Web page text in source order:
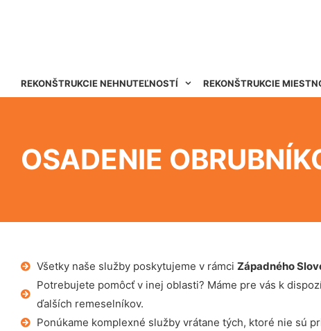
REKONŠTRUKCIE NEHNUTEĽNOSTÍ REKONŠTRUKCIE
OSADENIE
Všetky naše služby poskytujeme v rámci Západného
Potrebujete pomôcť v inej oblasti? Máme pre vás k
ďalších remeselníkov.
Ponúkame komplexné služby vrátane tých, ktoré nie sú